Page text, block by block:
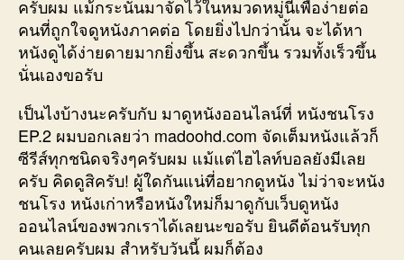
ครับผม แม้กระนั้นมาจัดไว้ในหมวดหมู่นี้เพื่อง่ายต่อ
คนที่ถูกใจดูหนังภาคต่อ โดยยิ่งไปกว่านั้น จะได้หา
หนังดูได้ง่ายดายมากยิ่งขึ้น สะดวกขึ้น รวมทั้งเร็วขึ้น
นั่นเองขอรับ
เป็นไงบ้างนะครับกับ มาดูหนังออนไลน์ที่ หนังชนโรง
EP.2 ผมบอกเลยว่า madoohd.com จัดเต็มหนังแล้วก็
ซีรีส์ทุกชนิดจริงๆครับผม แม้แต่ไฮไลท์บอลยังมีเลย
ครับ คิดดูสิครับ! ผู้ใดกันแน่ที่อยากดูหนัง ไม่ว่าจะหนัง
ชนโรง หนังเก่าหรือหนังใหม่ก็มาดูกับเว็บดูหนัง
ออนไลน์ของพวกเราได้เลยนะขอรับ ยินดีต้อนรับทุก
คนเลยครับผม สำหรับวันนี้ ผมก็ต้อง